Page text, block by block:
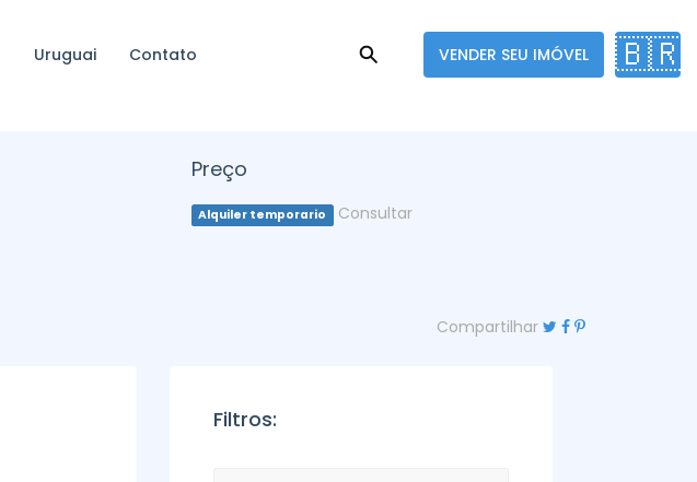
Uruguai Contato VENDER SEU IMÓVEL 🇧🇷
Preço
Alquiler temporario Consultar
Compartilhar
Filtros: